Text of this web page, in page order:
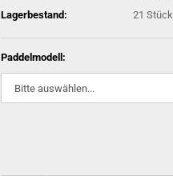
Lagerbestand: 21 Stück
Paddelmodell: